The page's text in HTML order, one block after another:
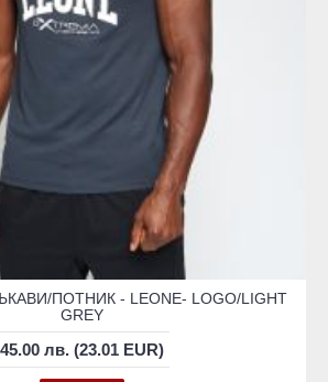
ПОТНИК - LEONE- LOGO/LIGHT
GREY
45.00 лв. (23.01 EUR)